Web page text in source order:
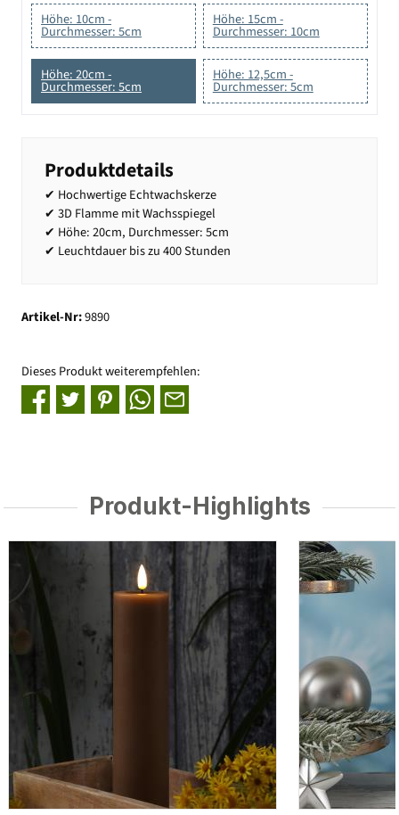
Höhe: 10cm -
Durchmesser: 5cm
Höhe: 15cm -
Durchmesser: 10cm
Höhe: 20cm -
Durchmesser: 5cm
Höhe: 12,5cm -
Durchmesser: 5cm
Produktdetails
✔ Hochwertige Echtwachskerze
✔ 3D Flamme mit Wachsspiegel
✔ Höhe: 20cm, Durchmesser: 5cm
✔ Leuchtdauer bis zu 400 Stunden
Artikel-Nr:9890
Dieses Produkt weiterempfehlen:
Produkt-Highlights